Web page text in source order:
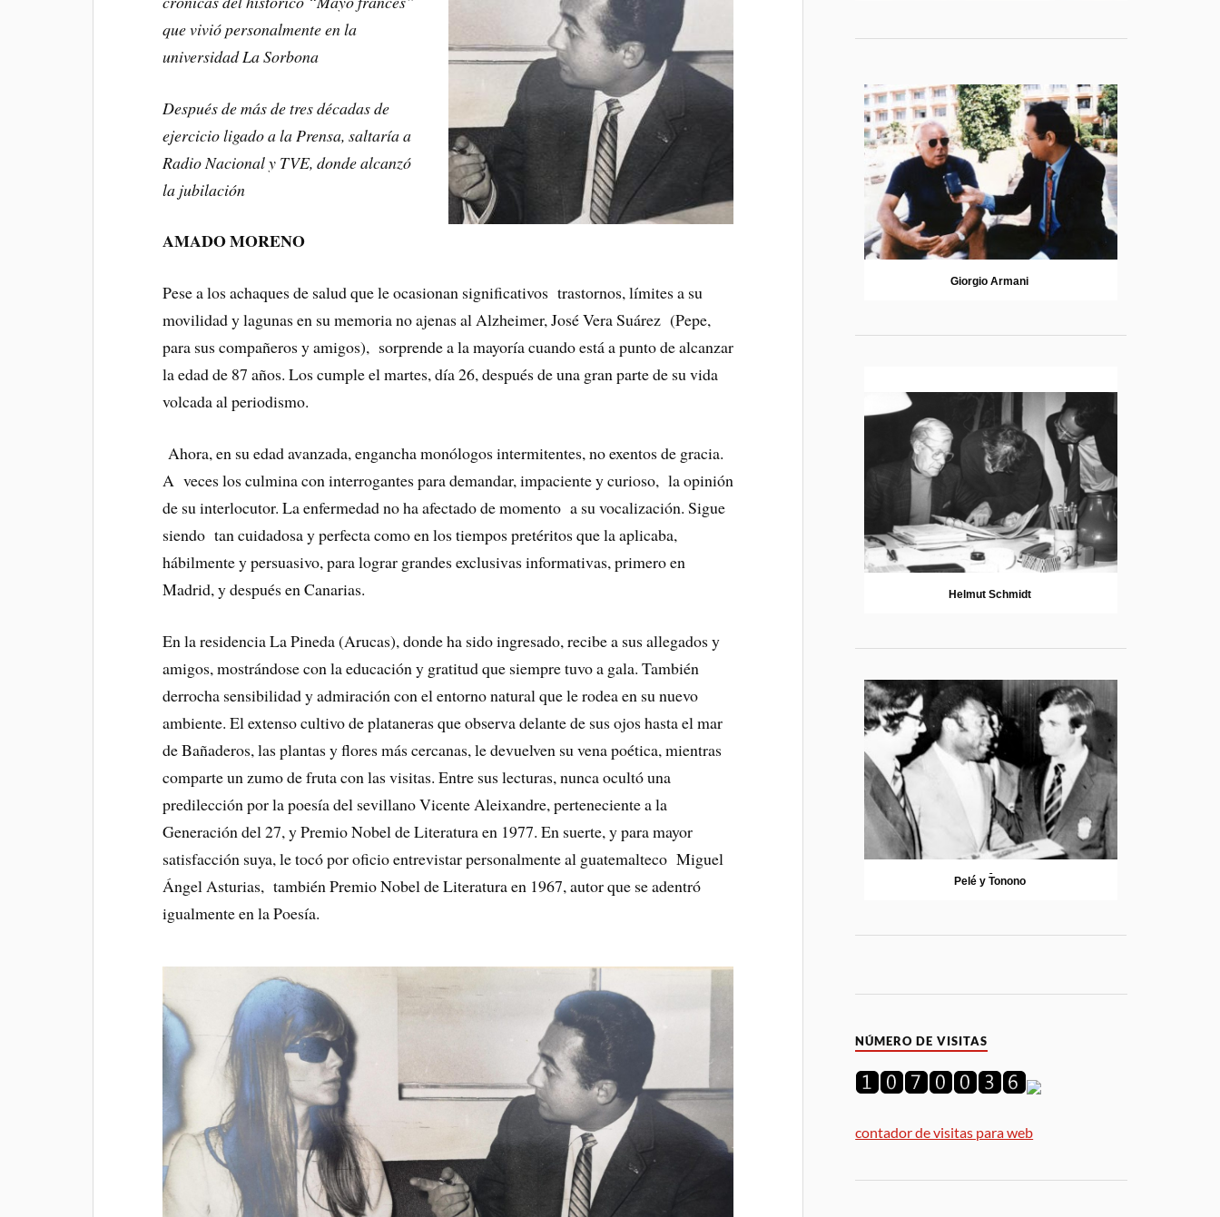
que vivió personalmente en la
universidad La Sorbona
Después de más de tres décadas de
ejercicio ligado a la Prensa, saltaría a
Radio Nacional y TVE, donde alcanzó
la jubilación
AMADO MORENO
Pese a los achaques de salud que le ocasionan significativos trastornos, límites a su
movilidad y lagunas en su memoria no ajenas al Alzheimer, José Vera Suárez (Pepe,
para sus compañeros y amigos), sorprende a la mayoría cuando está a punto de alcanzar
la edad de 87 años. Los cumple el martes, día 26, después de una gran parte de su vida
volcada al periodismo.
Ahora, en su edad avanzada, engancha monólogos intermitentes, no exentos de gracia.
A veces los culmina con interrogantes para demandar, impaciente y curioso, la opinión
de su interlocutor. La enfermedad no ha afectado de momento a su vocalización. Sigue
siendo tan cuidadosa y perfecta como en los tiempos pretéritos que la aplicaba,
hábilmente y persuasivo, para lograr grandes exclusivas informativas, primero en
Madrid, y después en Canarias.
En la residencia La Pineda (Arucas), donde ha sido ingresado, recibe a sus allegados y
amigos, mostrándose con la educación y gratitud que siempre tuvo a gala. También
derrocha sensibilidad y admiración con el entorno natural que le rodea en su nuevo
ambiente. El extenso cultivo de plataneras que observa delante de sus ojos hasta el mar
de Bañaderos, las plantas y flores más cercanas, le devuelven su vena poética, mientras
comparte un zumo de fruta con las visitas. Entre sus lecturas, nunca ocultó una
predilección por la poesía del sevillano Vicente Aleixandre, perteneciente a la
Generación del 27, y Premio Nobel de Literatura en 1977. En suerte, y para mayor
satisfacción suya, le tocó por oficio entrevistar personalmente al guatemalteco Miguel
Ángel Asturias, también Premio Nobel de Literatura en 1967, autor que se adentró
igualmente en la Poesía.
Giorgio Armani
Helmut Schmidt
Pelé y Tonono
NÚMERO DE VISITAS
contador de visitas para web